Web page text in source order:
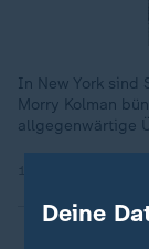
In New York sind
Morry Kolman
allgegenwärtige
Deine